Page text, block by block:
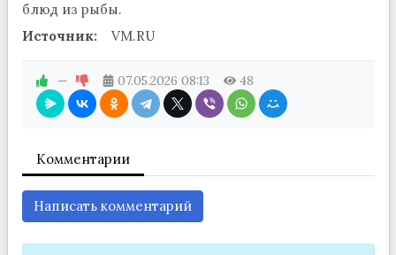
блюд из рыбы.
Источник:
VM.RU
— 07.05.2026 08:13 48
Комментарии
Написать комментарий